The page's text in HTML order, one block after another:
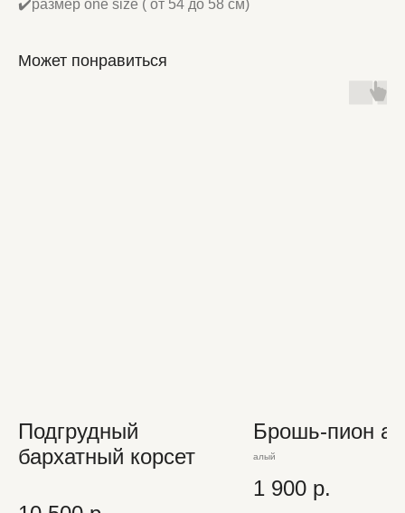
✔️размер one size ( от 54 до 58 см)
Может понравиться
Подгрудный
бархатный корсет
Брошь-пион
алый
1 900 р.